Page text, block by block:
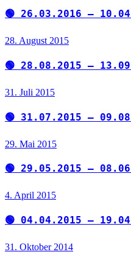
🟢 26.03.2016 –
28. August 2015
🟢 28.08.2015 –
31. Juli 2015
🟢 31.07.2015 –
29. Mai 2015
🟢 29.05.2015 –
4. April 2015
🟢 04.04.2015 –
31. Oktober 2014